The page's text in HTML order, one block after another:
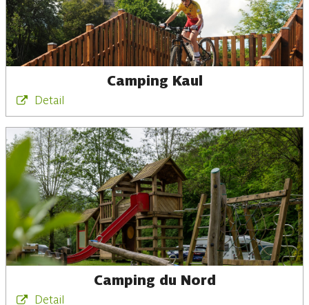
Camping Kaul
Detail
Camping du Nord
Detail